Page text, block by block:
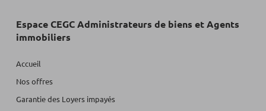
Espace CEGC Administrateurs de biens et Agents
immobiliers
Accueil
Nos offres
Garantie des Loyers impayés